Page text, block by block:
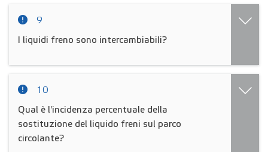
9
I liquidi freno sono intercambiabili?
10
Qual è l'incidenza percentuale della
sostituzione del liquido freni sul parco
circolante?